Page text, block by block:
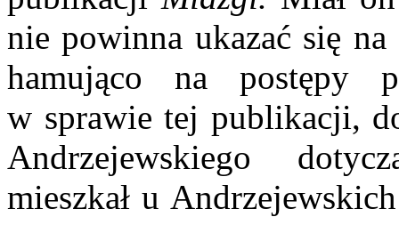
nie powinna ukazać się
hamująco na postępy
w sprawie tej publikacji,
Andrzejewskiego
mieszkał u